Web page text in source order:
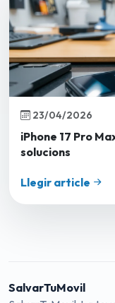
23/04/2026
iPhone 17 Pro
solucions
Llegir article
SalvarTuMovil